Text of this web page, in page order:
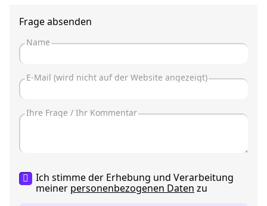
Frage absenden
Ich stimme der Erhebung und Verarbeitung
meiner personenbezogenen Daten zu